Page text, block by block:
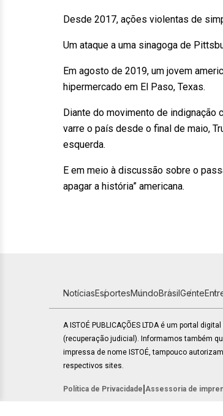
Desde 2017, ações violentas de
Um ataque a uma sinagoga de
Em agosto de 2019, um jovem
hipermercado em El Paso, Texas.
Diante do movimento de indignação
varre o país desde o final de maio,
esquerda.
E em meio à discussão sobre o
apagar a história” americana.
NotíciasEsportesMundoBrasilGente
A ISTOÉ PUBLICAÇÕES LTDA é um portal
(recuperação judicial). Informamos também
impressa de nome ISTOÉ, tampouco
respectivos sites.
Política de Privacidade Assessoria de